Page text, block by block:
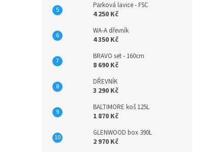
Parková lavice - FSC
4 250 Kč
WA-A dřevník
4 350 Kč
BRAVO set - 160cm
8 690 Kč
DŘEVNÍK
3 290 Kč
BALTIMORE koš 125L
1 870 Kč
GLENWOOD box 390L
2 970 Kč